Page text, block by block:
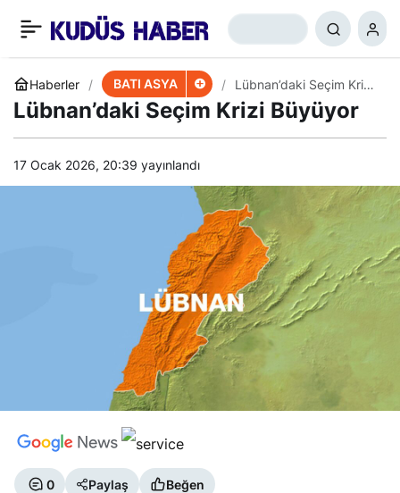
Haberler BATI ASYA
Lübnan’daki Seçim Krizi
Büyüyor
Lübnan’daki Seçim Krizi Büyüyor
17 Ocak 2026, 20:39 yayınlandı
0 Paylaş Beğen
ABD, Teröristlere Desteği
Sürdürüyor
+ 0 Paylaş